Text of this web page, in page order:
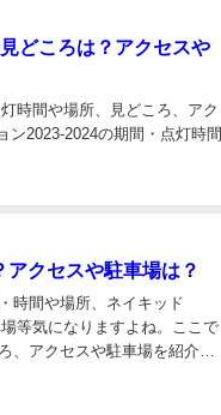
どころは？アクセスや
時間や場所、見どころ、アク
ン2023-2024の期間・点灯時間
アクセスや駐車場は？
時間や場所、ネイキッド
等気になりますよね。ここで
、アクセスや駐車場を紹介し